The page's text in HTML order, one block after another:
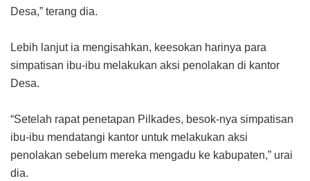
Desa,” terang dia.
Lebih lanjut ia mengisahkan, keesokan harinya para
simpatisan ibu-ibu melakukan aksi penolakan di kantor
Desa.
“Setelah rapat penetapan Pilkades, besok-nya simpatisan
ibu-ibu mendatangi kantor untuk melakukan aksi
penolakan sebelum mereka mengadu ke kabupaten,” urai
dia.